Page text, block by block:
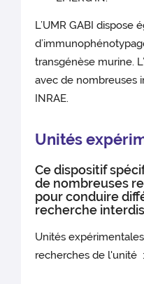
L’UMR GABI dispose
transgénèse murine.
avec de nombreuses
INRAE.
Unités
Ce dispositif
de nombreuses
pour conduire
recherche
Unités
recherches de l'unité :